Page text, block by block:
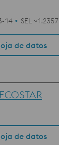
14 SEL ~1.2357
de datos
de datos